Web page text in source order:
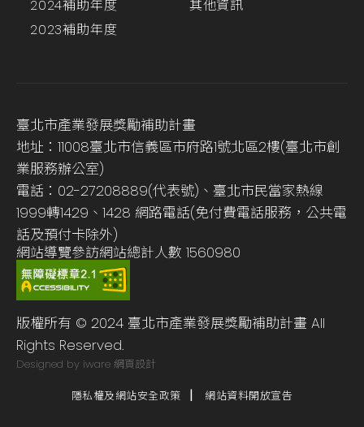
2024補助年度
2023補助年度
其他資訊
臺北市產業發展獎勵補助計畫
地址：11008臺北市信義區市府路1號北區2樓(臺北市創
業服務辦公室)
電話：02-27208889(代表號)、臺北市民當家熱線
1999轉1429、1428 網路電話(免付費電話服務，公共電
話及預付卡除外)
網站導覽參訪網站總計人數 1560980
版權所有 © 2024 臺北市產業發展獎勵補助計畫 All
Rights Reserved.
Designed by iware 網頁設計
隱私權及網站安全政策 網站資料開放宣告